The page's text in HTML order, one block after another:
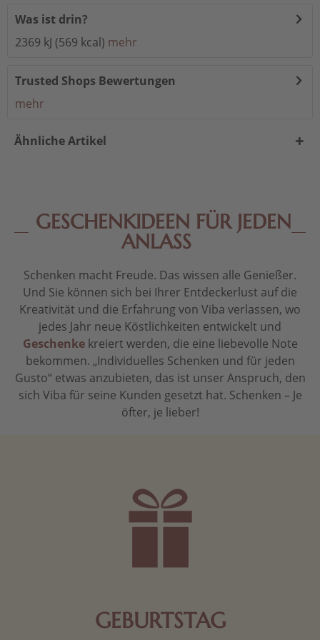
Was ist drin?
2369 kJ (569 kcal) mehr
Trusted Shops Bewertungen
mehr
Ähnliche Artikel
GESCHENKIDEEN FÜR JEDEN
ANLASS
Schenken macht Freude. Das wissen alle Genießer.
Und Sie können sich bei Ihrer Entdeckerlust auf die
Kreativität und die Erfahrung von Viba verlassen, wo
jedes Jahr neue Köstlichkeiten entwickelt und
Geschenkekreiert werden, die eine liebevolle Note
bekommen. „Individuelles Schenken und für jeden
Gusto“ etwas anzubieten, das ist unser Anspruch, den
sich Viba für seine Kunden gesetzt hat. Schenken – Je
öfter, je lieber!
GEBURTSTAG